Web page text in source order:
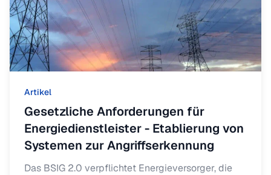
Artikel
Gesetzliche Anforderungen für
Energiedienstleister - Etablierung von
Systemen zur Angriffserkennung
Das BSIG 2.0 verpflichtet Energieversorger, die